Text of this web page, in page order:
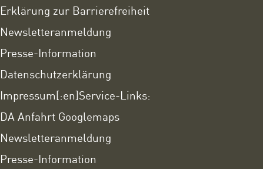
Erklärung zur Barrierefreiheit
Newsletteranmeldung
Presse-Information
Datenschutzerklärung
Impressum[:en]Service-Links:
DA Anfahrt Googlemaps
Newsletteranmeldung
Presse-Information